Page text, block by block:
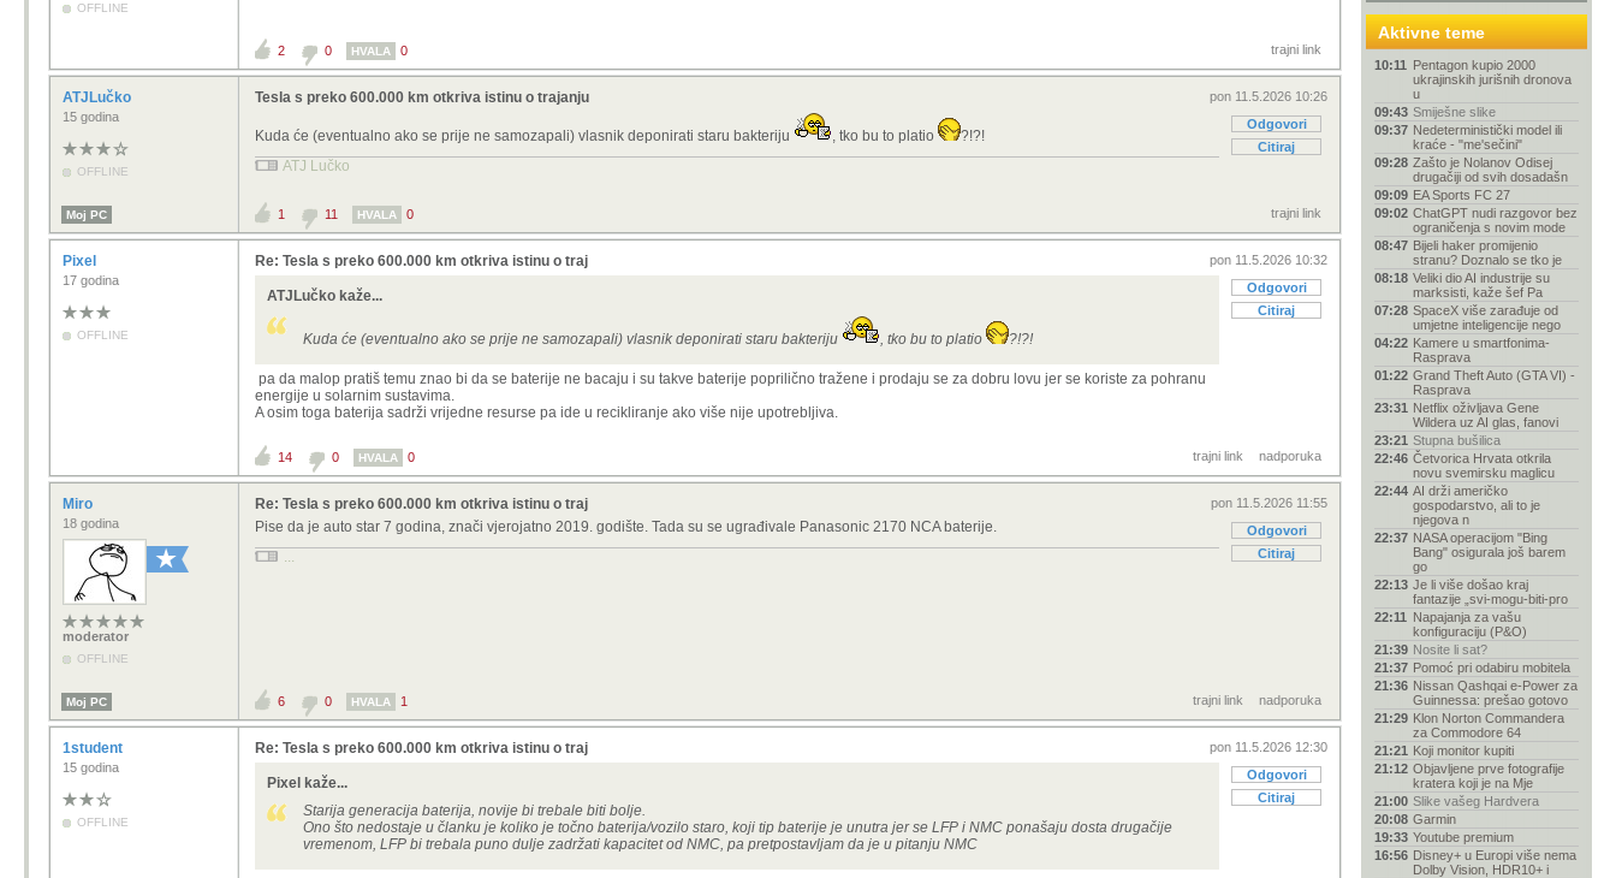
OFFLINE
trajni link
2 0 HVALA 0
ATJLučko
15 godina
OFFLINE
pon 11.5.2026 10:26
Odgovori
Citiraj
Tesla s preko 600.000 km otkriva istinu o trajanju
Kuda će (eventualno ako se prije ne samozapali) vlasnik deponirati staru bakteriju , tko bu to platio
?!?!
ATJ Lučko
Moj PC trajni link
1 11 HVALA 0
Pixel
17 godina
OFFLINE
pon 11.5.2026 10:32
Odgovori
Citiraj
Re: Tesla s preko 600.000 km otkriva istinu o traj
ATJLučko kaže...
Kuda će (eventualno ako se prije ne samozapali) vlasnik deponirati staru bakteriju , tko bu to platio ?!?!
pa da malop pratiš temu znao bi da se baterije ne bacaju i su takve baterije poprilično tražene i prodaju se za dobru lovu jer se koriste za pohranu
energije u solarnim sustavima.
A osim toga baterija sadrži vrijedne resurse pa ide u recikliranje ako više nije upotrebljiva.
trajni link nadporuka
14 0 HVALA 0
Miro
18 godina
moderator
OFFLINE
pon 11.5.2026 11:55
Odgovori
Citiraj
Re: Tesla s preko 600.000 km otkriva istinu o traj
Pise da je auto star 7 godina, znači vjerojatno 2019. godište. Tada su se ugrađivale Panasonic 2170 NCA baterije.
...
Moj PC trajni link nadporuka
6 0 HVALA 1
1student
15 godina
OFFLINE
pon 11.5.2026 12:30
Odgovori
Citiraj
Re: Tesla s preko 600.000 km otkriva istinu o traj
Pixel kaže...
Starija generacija baterija, novije bi trebale biti bolje.
Ono što nedostaje u članku je koliko je točno baterija/vozilo staro, koji tip baterije je unutra jer se LFP i NMC ponašaju dosta drugačije
vremenom, LFP bi trebala puno dulje zadržati kapacitet od NMC, pa pretpostavljam da je u pitanju NMC
Aktivne teme
10:11 Pentagon kupio 2000
ukrajinskih jurišnih dronova
u
09:43 Smiješne slike
09:37 Nedeterministički model ili
kraće - "me'sečini"
09:28 Zašto je Nolanov Odisej
drugačiji od svih dosadašn
09:09 EA Sports FC 27
09:02 ChatGPT nudi razgovor bez
ograničenja s novim mode
08:47 Bijeli haker promijenio
stranu? Doznalo se tko je
08:18 Veliki dio AI industrije su
marksisti, kaže šef Pa
07:28 SpaceX više zarađuje od
umjetne inteligencije nego
04:22 Kamere u smartfonima-
Rasprava
01:22 Grand Theft Auto (GTA VI) -
Rasprava
23:31 Netflix oživljava Gene
Wildera uz AI glas, fanovi
23:21 Stupna bušilica
22:46 Četvorica Hrvata otkrila
novu svemirsku maglicu
22:44 AI drži američko
gospodarstvo, ali to je
njegova n
22:37 NASA operacijom "Bing
Bang" osigurala još barem
go
22:13 Je li više došao kraj
fantazije „svi-mogu-biti-pro
22:11 Napajanja za vašu
konfiguraciju (P&O)
21:39 Nosite li sat?
21:37 Pomoć pri odabiru mobitela
21:36 Nissan Qashqai e-Power za
Guinnessa: prešao gotovo
21:29 Klon Norton Commandera
za Commodore 64
21:21 Koji monitor kupiti
21:12 Objavljene prve fotografije
kratera koji je na Mje
21:00 Slike vašeg Hardvera
20:08 Garmin
19:33 Youtube premium
16:56 Disney+ u Europi više nema
Dolby Vision, HDR10+ i